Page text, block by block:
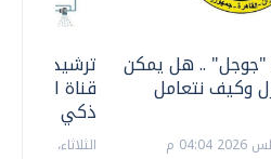
ترشيدا
قناة
ذكي
الثلاثاء، 14 يوليو 2026 06:11 م
"جوجل" .. هل يمكن
وكيف نتعامل